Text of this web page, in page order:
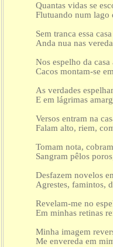
Quantas vidas se
Flutuando num lago
Sem tranca essa
Anda nua nas
Nos espelho da
Cacos montam-se
As verdades
E em lágrimas
Versos entram na
Falam alto, riem,
Tomam nota,
Sangram pêlos
Desfazem novelos
Agrestes, famintos,
Revelam-me no
Em minhas retinas
Minha imagem
Me envereda em